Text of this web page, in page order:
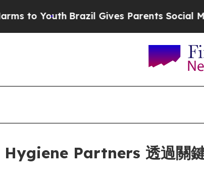
YouthBrazil Gives Parents Social Media
Partners 透過關鍵